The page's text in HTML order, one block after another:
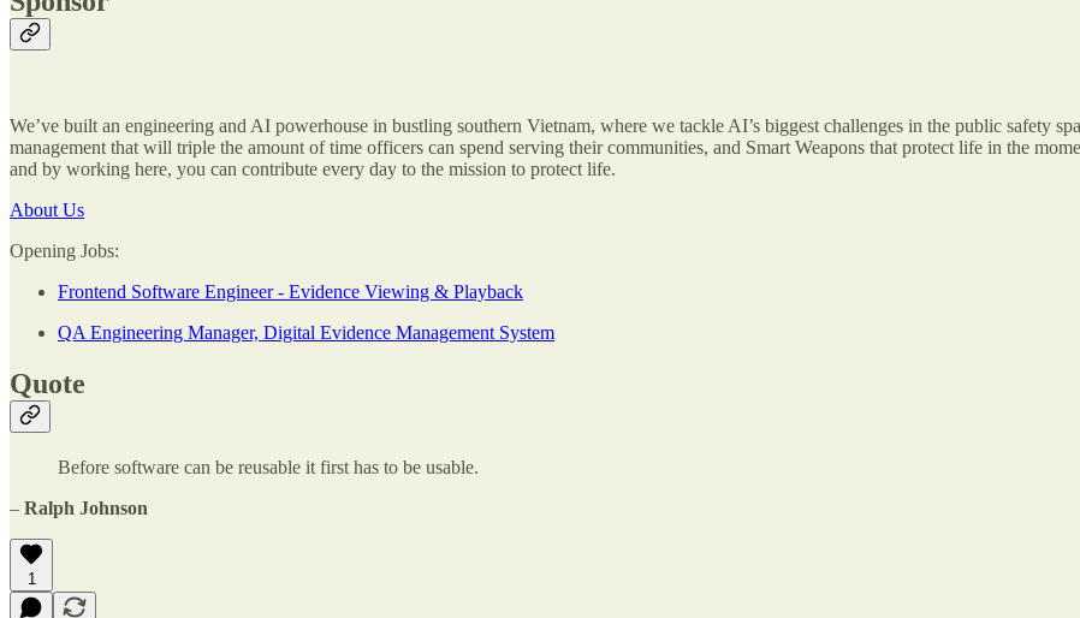
We’ve built an engineering and AI powerhouse in bustling southern Vietnam, where we tackle AI’s biggest challenges in the public safety
management that will triple the amount of time officers can spend serving their communities, and Smart Weapons that protect life in the
and by working here, you can contribute every day to the mission to protect life.
About Us
Opening Jobs:
Frontend Software Engineer - Evidence Viewing & Playback
QA Engineering Manager, Digital Evidence Management System
Quote
Before software can be reusable it first has to be usable.
– Ralph Johnson
1